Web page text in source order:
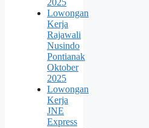
2025
Lowongan
Kerja
Rajawali
Nusindo
Pontianak
Oktober
2025
Lowongan
Kerja
JNE
Express